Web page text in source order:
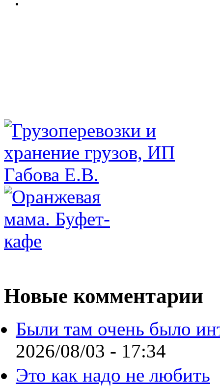
Новые комментарии
Были там очень было
2026/08/03 - 17:34
Это как надо не любить